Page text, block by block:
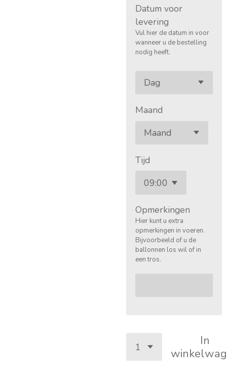
Datum voor
levering
Vul hier de datum in voor
wanneer u de bestelling
nodig heeft.
Maand
Tijd
Opmerkingen
Hier kunt u extra
opmerkingen in voeren.
Bijvoorbeeld of u de
ballonnen los wil of in
een tros.
In